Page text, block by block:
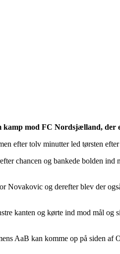
mod FC Nordsjælland, der
efter tolv minutter led tørsten
chancen og bankede bolden ind
og derefter blev der
kanten og kørte ind mod mål
AaB kan komme op på siden